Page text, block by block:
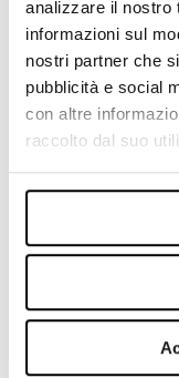
analizzare il nostro
informazioni sul
nostri partner che
pubblicità e social
con altre
raccolto dal suo
clienti in 5
Ago 4, 2024
La Lead
marketing che
l’attenzione di
hanno delle
& servizi
quindi in